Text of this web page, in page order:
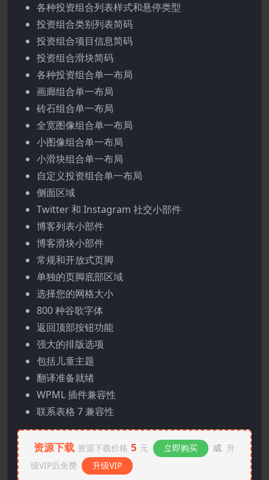
各种投资组合列表样式和悬停类型
投资组合类别列表简码
投资组合项目信息简码
投资组合滑块简码
各种投资组合单一布局
画廊组合单一布局
砖石组合单一布局
全宽图像组合单一布局
小图像组合单一布局
小滑块组合单一布局
自定义投资组合单一布局
侧面区域
Twitter 和 Instagram 社交小部件
博客列表小部件
博客滑块小部件
常规和开放式页脚
单独的页脚底部区域
选择您的网格大小
800 种谷歌字体
返回顶部按钮功能
强大的排版选项
包括儿童主题
翻译准备就绪
WPML 插件兼容性
联系表格 7 兼容性
资源下载 资源下载价格 5 元 立即购买 或 升
级VIP后免费
升级VIP